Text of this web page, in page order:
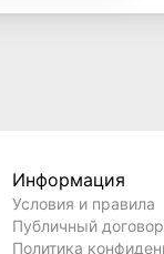
Информация
Условия и правила
Публичный договор
Политика